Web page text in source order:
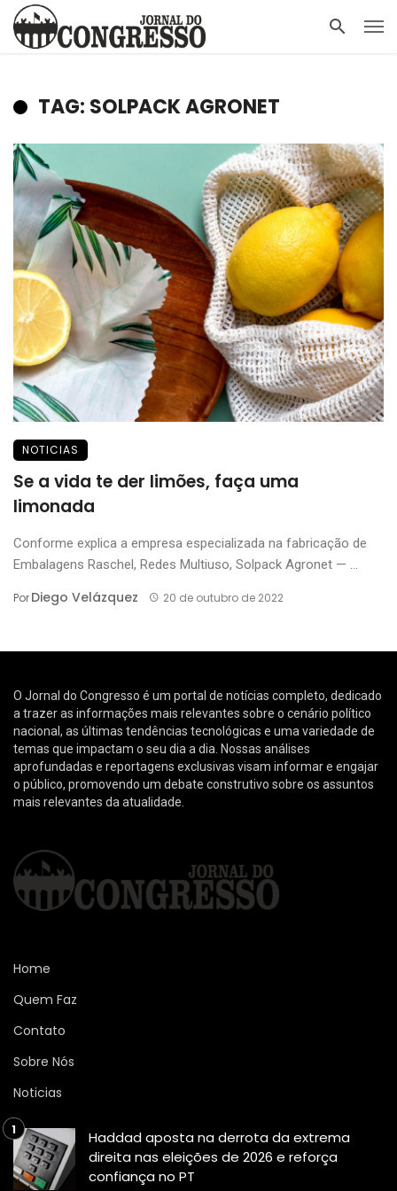
TAG: SOLPACK AGRONET
NOTICIAS
Se a vida te der limões, faça uma
limonada
Conforme explica a empresa especializada na fabricação de
Embalagens Raschel, Redes Multiuso, Solpack Agronet — ...
PorDiego Velázquez 20 de outubro de 2022
O Jornal do Congresso é um portal de notícias completo, dedicado
a trazer as informações mais relevantes sobre o cenário político
nacional, as últimas tendências tecnológicas e uma variedade de
temas que impactam o seu dia a dia. Nossas análises
aprofundadas e reportagens exclusivas visam informar e engajar
o público, promovendo um debate construtivo sobre os assuntos
mais relevantes da atualidade.
Home
Quem Faz
Contato
Sobre Nós
Noticias
Haddad aposta na derrota da extrema
direita nas eleições de 2026 e reforça
confiança no PT